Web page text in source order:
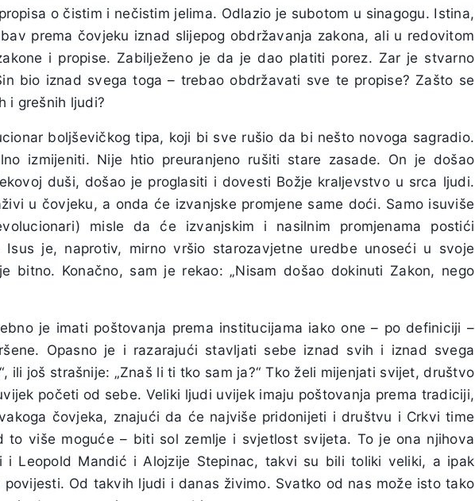
o čistim i nečistim jelima. Odlazio je subotom u sinagogu. Istina,
prema čovjeku iznad slijepog obdržavanja zakona, ali u redovitom
i propise. Zabilježeno je da je dao platiti porez. Zar je stvarno
bio iznad svega toga – trebao obdržavati sve te propise? Zašto se
i grešnih ljudi?
boljševičkog tipa, koji bi sve rušio da bi nešto novoga sagradio.
izmijeniti. Nije htio preuranjeno rušiti stare zasade. On je došao
duši, došao je proglasiti i dovesti Božje kraljevstvo u srca ljudi.
u čovjeku, a onda će izvanjske promjene same doći. Samo isuviše
misle da će izvanjskim i nasilnim promjenama postići
Isus je, naprotiv, mirno vršio starozavjetne uredbe unoseći u svoje
bitno. Konačno, sam je rekao: „Nisam došao dokinuti Zakon, nego
je imati poštovanja prema institucijama iako one – po definiciji –
Opasno je i razarajući stavljati sebe iznad svih i iznad svega
ili još strašnije: „Znaš li ti tko sam ja?“ Tko želi mijenjati svijet, društvo
početi od sebe. Veliki ljudi uvijek imaju poštovanja prema tradiciji,
čovjeka, znajući da će najviše pridonijeti i društvu i Crkvi time
to više moguće – biti sol zemlje i svjetlost svijeta. To je ona njihova
i Leopold Mandić i Alojzije Stepinac, takvi su bili toliki veliki, a ipak
povijesti. Od takvih ljudi i danas živimo. Svatko od nas može isto tako